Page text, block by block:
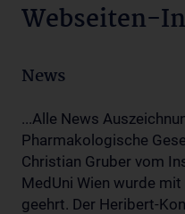
Webseiten-
News
...Alle News
Pharmakologische
Christian Gruber vom
MedUni Wien wurde
geehrt. Der Heribert-